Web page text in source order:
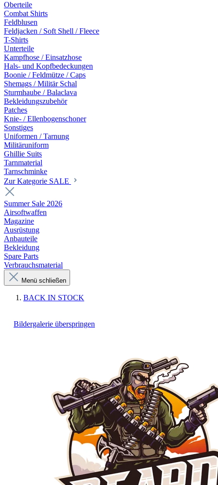
Oberteile
Combat Shirts
Feldblusen
Feldjacken / Soft Shell / Fleece
T-Shirts
Unterteile
Kampfhose / Einsatzhose
Hals- und Kopfbedeckungen
Boonie / Feldmütze / Caps
Shemags / Militär Schal
Sturmhaube / Balaclava
Bekleidungszubehör
Patches
Knie- / Ellenbogenschoner
Sonstiges
Uniformen / Tarnung
Militäruniform
Ghillie Suits
Tarnmaterial
Tarnschminke
Zur Kategorie SALE
Summer Sale 2026
Airsoftwaffen
Magazine
Ausrüstung
Anbauteile
Bekleidung
Spare Parts
Verbrauchsmaterial
Menü schließen
BACK IN STOCK
Bildergalerie überspringen